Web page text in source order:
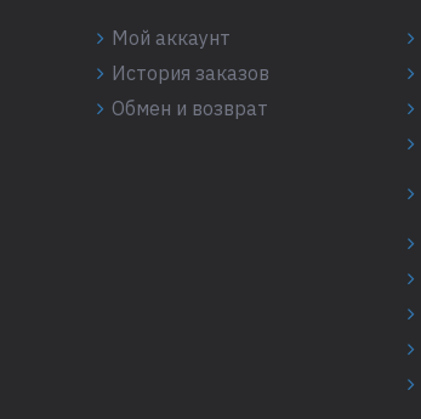
Мой аккаунт
История заказов
Обмен и возврат